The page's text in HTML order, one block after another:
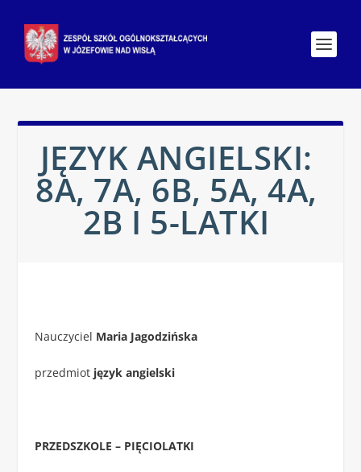
JĘZYK ANGIELSKI:
8A, 7A, 6B, 5A, 4A,
2B I 5-LATKI
Nauczyciel Maria Jagodzińska
przedmiot język angielski
PRZEDSZKOLE – PIĘCIOLATKI